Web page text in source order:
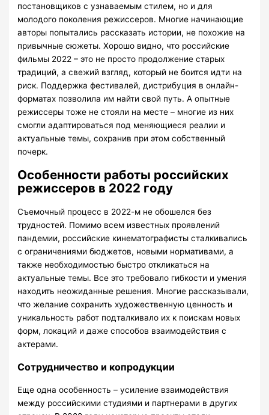
постановщиков с узнаваемым стилем, но и для
молодого поколения режиссеров. Многие начинающие
авторы попытались рассказать истории, не похожие на
привычные сюжеты. Хорошо видно, что российские
фильмы 2022 – это не просто продолжение старых
традиций, а свежий взгляд, который не боится идти на
риск. Поддержка фестивалей, дистрибуция в онлайн-
форматах позволила им найти свой путь. А опытные
режиссеры тоже не стояли на месте – многие из них
смогли адаптироваться под меняющиеся реалии и
актуальные темы, сохранив при этом собственный
почерк.
Особенности работы российских
режиссеров в 2022 году
Съемочный процесс в 2022-м не обошелся без
трудностей. Помимо всем известных проявлений
пандемии, российские кинематографисты сталкивались
с ограничениями бюджетов, новыми нормативами, а
также необходимостью быстро откликаться на
актуальные темы. Все это требовало гибкости и умения
находить неожиданные решения. Многие рассказывали,
что желание сохранить художественную ценность и
уникальность работ подталкивало их к поискам новых
форм, локаций и даже способов взаимодействия с
актерами.
Сотрудничество и копродукции
Еще одна особенность – усиление взаимодействия
между российскими студиями и партнерами в других